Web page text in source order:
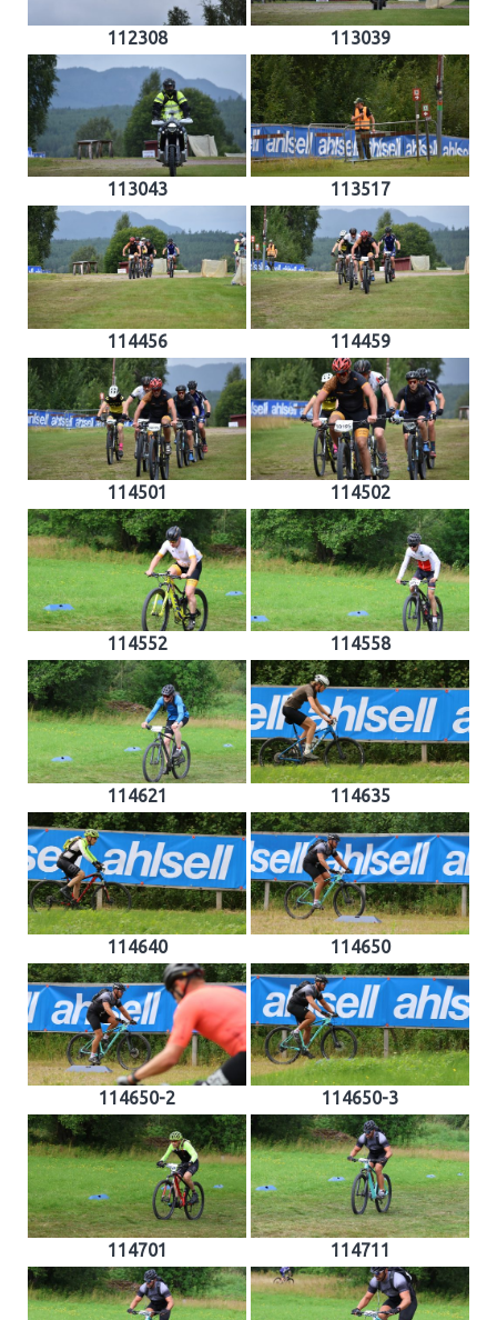
112308 113039
113043 113517
114456 114459
114501 114502
114552 114558
114621 114635
114640 114650
114650-2 114650-3
114701 114711